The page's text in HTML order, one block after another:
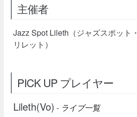
主催者
Jazz Spot Lileth（ジャズスポット・
リレット）
PICK UP プレイヤー
Lileth(Vo) - ライブ一覧